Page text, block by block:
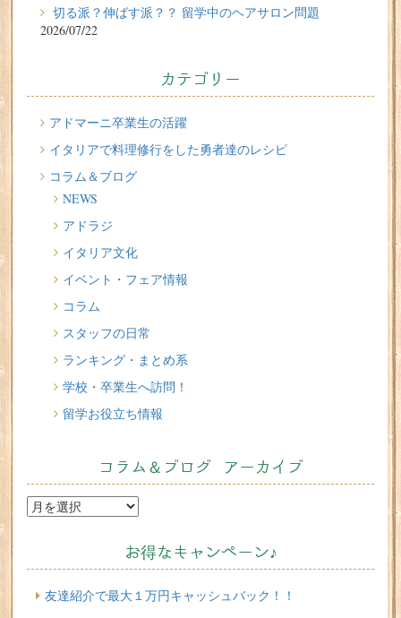
石畳がキャンバスに！イタリアの路上絵師「マドンナー
リ」
切る派？伸ばす派？？ 留学中のヘアサロン問題
2026/07/20
イタリア人はどんなジェラートを食べる？
2026/07/17
イタリアが誇る3人の天才芸術家 その傑作を見に行こう！
2026/07/16
味わってみたい！魚介の「ごった煮」 リヴォルノの
Cacciucco（カッチュッコ）
切る派？伸ばす派？？ 留学中のヘアサロン問題
2026/07/22
カテゴリー
アドマーニ卒業生の活躍
イタリアで料理修行をした勇者達のレシピ
コラム＆ブログ
NEWS
アドラジ
イタリア文化
イベント・フェア情報
コラム
スタッフの日常
ランキング・まとめ系
学校・卒業生へ訪問！
留学お役立ち情報
コラム＆ブログ アーカイブ
お得なキャンペーン♪
友達紹介で最大１万円キャッシュバック！！